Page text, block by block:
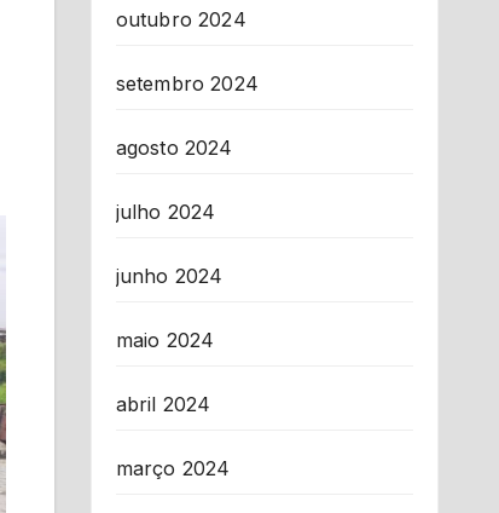
outubro 2024
setembro 2024
agosto 2024
julho 2024
junho 2024
maio 2024
abril 2024
março 2024